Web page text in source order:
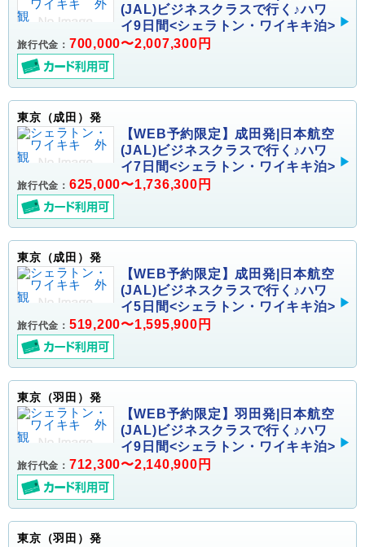
(JAL)ビジネスクラスで行く♪ハワ
イ9日間<シェラトン・ワイキキ泊>
旅行代金： 700,000〜2,007,300円
東京（成田）発
【WEB予約限定】成田発|日本航空
(JAL)ビジネスクラスで行く♪ハワ
イ7日間<シェラトン・ワイキキ泊>
旅行代金： 625,000〜1,736,300円
東京（成田）発
【WEB予約限定】成田発|日本航空
(JAL)ビジネスクラスで行く♪ハワ
イ5日間<シェラトン・ワイキキ泊>
旅行代金： 519,200〜1,595,900円
東京（羽田）発
【WEB予約限定】羽田発|日本航空
(JAL)ビジネスクラスで行く♪ハワ
イ9日間<シェラトン・ワイキキ泊>
旅行代金： 712,300〜2,140,900円
東京（羽田）発